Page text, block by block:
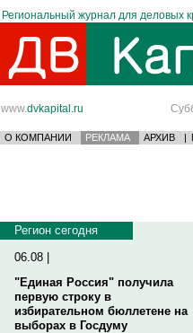
Региональный журнал для деловых
www.dvkapital.ru
О КОМПАНИИ РЕКЛАМА АРХИВ |
Регион сегодня
06.08 |
"Единая Россия" получила
первую строку в
избирательном бюллетене на
выборах в Госдуму